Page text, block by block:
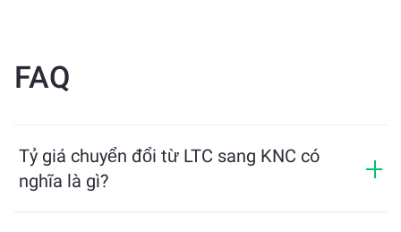
FAQ
Tỷ giá chuyển đổi từ LTC sang KNC có
nghĩa là gì?